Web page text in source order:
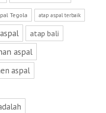
Tegola atap aspal terbaik
atap bali
aspal
aspal